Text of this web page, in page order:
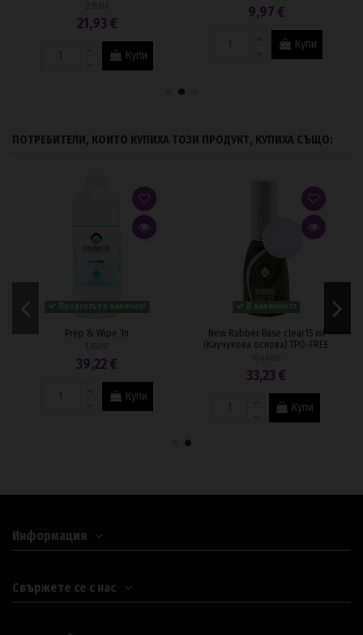
21,93 €
Купи
9,97 €
Купи
ПОТРЕБИТЕЛИ, КОИТО КУПИХА ТОЗИ ПРОДУКТ, КУПИХА СЪЩО:
Prep & Wipe 1л
39,22 €
Купи
New Rubber Base clear15 ml
(Kаучукова основа) TPO-FREE
33,23 €
Купи
Информация
Свържете се с нас